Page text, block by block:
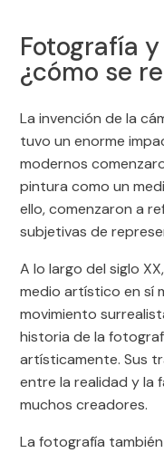
Fotografía
¿cómo se
La invención de la
tuvo un enorme
modernos
pintura como un
ello, comenzaron a
subjetivas de
A lo largo del siglo
medio artístico en sí
movimiento
historia de la
artísticamente. Sus
entre la realidad y la
muchos creadores.
La fotografía